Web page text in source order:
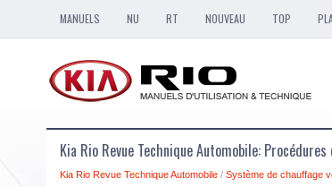
MANUELS NU RT NOUVEAU TOP
Kia Rio Revue Technique Automobile:
Kia Rio Revue Technique Automobile / Système de chauffage